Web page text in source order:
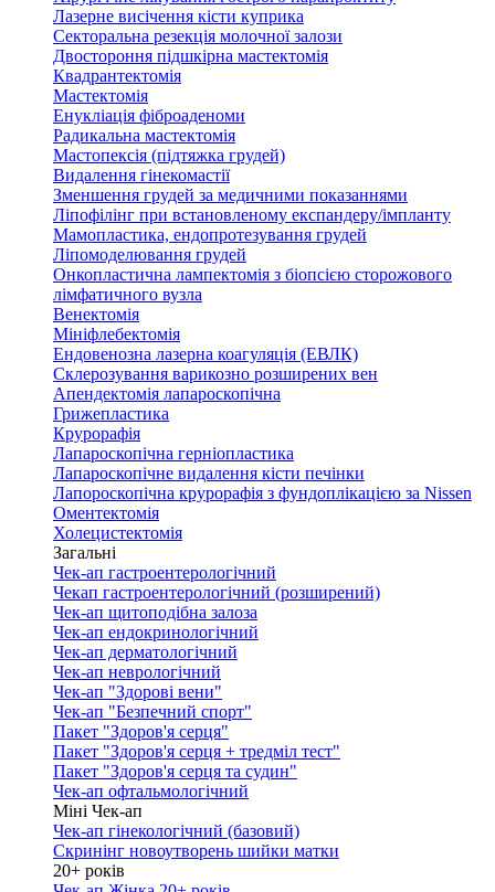
Лазерне висічення кісти куприка
Секторальна резекція молочної залози
Двостороння підшкірна мастектомія
Квадрантектомія
Мастектомія
Енукліація фіброаденоми
Радикальна мастектомія
Мастопексія (підтяжка грудей)
Видалення гінекомастії
Зменшення грудей за медичними показаннями
Ліпофілінг при встановленому експандеру/імпланту
Мамопластика, ендопротезування грудей
Ліпомоделювання грудей
Онкопластична лампектомія з біопсією сторожового
лімфатичного вузла
Венектомія
Мініфлебектомія
Ендовенозна лазерна коагуляція (ЕВЛК)
Склерозування варикозно розширених вен
Апендектомія лапароскопічна
Грижепластика
Крурорафія
Лапароскопічна герніопластика
Лапароскопічне видалення кісти печінки
Лапороскопічна крурорафія з фундоплікацією за Nissen
Оментектомія
Холецистектомія
Загальні
Чек-ап гастроентерологічний
Чекап гастроентерологічний (розширений)
Чек-ап щитоподібна залоза
Чек-ап ендокринологічний
Чек-ап дерматологічний
Чек-ап неврологічний
Чек-ап "Здорові вени"
Чек-ап "Безпечний спорт"
Пакет "Здоров'я серця"
Пакет "Здоров'я серця + тредміл тест"
Пакет "Здоров'я серця та судин"
Чек-ап офтальмологічний
Міні Чек-ап
Чек-ап гінекологічний (базовий)
Скринінг новоутворень шийки матки
20+ років